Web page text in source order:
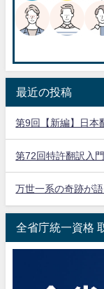
最近の投稿
第9回【新編】日本
第72回特許翻訳入門
万世一系の奇跡が
全省庁統一資格